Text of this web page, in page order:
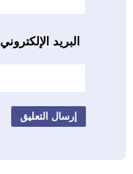
البريد الإلكتروني